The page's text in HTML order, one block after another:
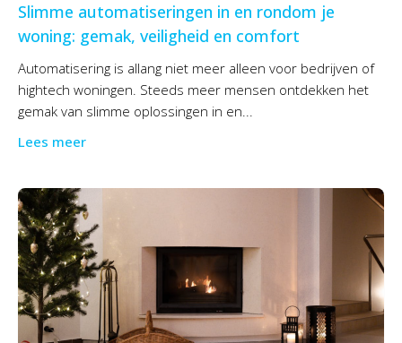
Slimme automatiseringen in en rondom je
woning: gemak, veiligheid en comfort
Automatisering is allang niet meer alleen voor bedrijven of
hightech woningen. Steeds meer mensen ontdekken het
gemak van slimme oplossingen in en...
Lees meer